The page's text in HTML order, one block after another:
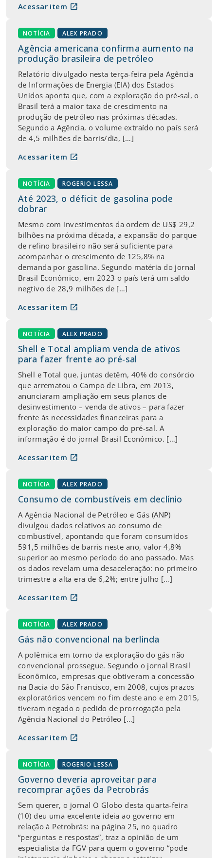
Acessar item open_in_new
NOTÍCIA ALEX PRADO
Agência americana confirma aumento na
produção brasileira de petróleo
Relatório divulgado nesta terça-feira pela Agência
de Informações de Energia (EIA) dos Estados
Unidos aponta que, com a exploração do pré-sal, o
Brasil terá a maior taxa de crescimento na
produção de petróleo nas próximas décadas.
Segundo a Agência, o volume extraído no país será
de 4,5 milhões de barris/dia, […]
Acessar item open_in_new
NOTÍCIA ROGERIO LESSA
Até 2023, o déficit de gasolina pode
dobrar
Mesmo com investimentos da ordem de US$ 29,2
bilhões na próxima década, a expansão do parque
de refino brasileiro não será suficiente para
acompanhar o crescimento de 125,8% na
demanda por gasolina. Segundo matéria do jornal
Brasil Econômico, em 2023 o país terá um saldo
negtivo de 28,9 milhões de […]
Acessar item open_in_new
NOTÍCIA ALEX PRADO
Shell e Total ampliam venda de ativos
para fazer frente ao pré-sal
Shell e Total que, juntas detêm, 40% do consórcio
que arrematou o Campo de Libra, em 2013,
anunciaram ampliação em seus planos de
desinvestimento – venda de ativos – para fazer
frente às necessidades financeiras para a
exploração do maior campo do pré-sal. A
informação é do jornal Brasil Econômico. […]
Acessar item open_in_new
NOTÍCIA ALEX PRADO
Consumo de combustíveis em declínio
A Agência Nacional de Petróleo e Gás (ANP)
divulgou dados relativos ao consumo de
combustível, apontando que foram consumidos
591,5 milhões de barris neste ano, valor 4,8%
superior ao mesmo período do ano passado. Mas
os dados revelam uma desaceleração: no primeiro
trimestre a alta era de 6,2%; entre julho […]
Acessar item open_in_new
NOTÍCIA ALEX PRADO
Gás não convencional na berlinda
A polêmica em torno da exploração do gás não
convencional prossegue. Segundo o jornal Brasil
Econômico, empresas que obtiveram a concessão
na Bacia do São Francisco, em 2008, cujos prazos
exploratórios vencem no fim deste ano e em 2015,
tiveram negado o pedido de prorrogação pela
Agência Nacional do Petróleo […]
Acessar item open_in_new
NOTÍCIA ROGERIO LESSA
Governo deveria aproveitar para
recomprar ações da Petrobrás
Sem querer, o jornal O Globo desta quarta-feira
(10) deu uma excelente ideia ao governo em
relação à Petrobrás: na página 25, no quadro
“perguntas e respostas”, traz a opinião de um
especialista da FGV para quem o governo “pode